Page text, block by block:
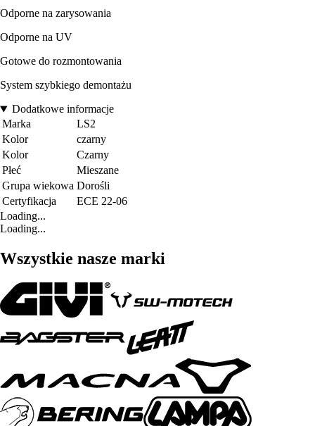
Odporne na zarysowania
Odporne na UV
Gotowe do rozmontowania
System szybkiego demontażu
Dodatkowe informacje
Marka
LS2
Kolor
czarny
Kolor
Czarny
Płeć
Mieszane
Grupa wiekowa Dorośli
Certyfikacja
ECE 22-06
Loading...
Loading...
Wszystkie nasze marki